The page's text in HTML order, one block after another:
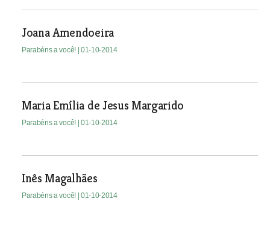
Joana Amendoeira
Parabéns a você! | 01-10-2014
Maria Emília de Jesus Margarido
Parabéns a você! | 01-10-2014
Inês Magalhães
Parabéns a você! | 01-10-2014